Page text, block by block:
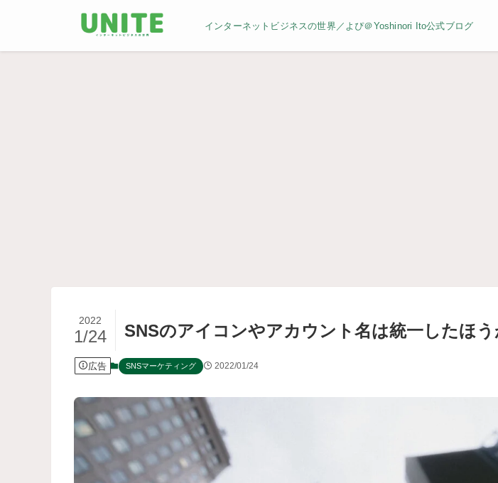
インターネットビジネスの世界／よぴ＠Yoshinori Ito公式ブログ
SNSのアイコンやアカウント名は統一したほ
2022
1/24
広告 SNSマーケティング 2022/01/24